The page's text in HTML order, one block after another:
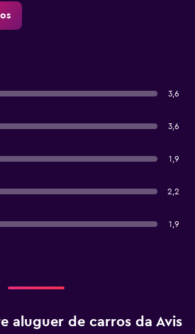
3,6
3,6
1,9
2,2
1,9
aluguer de carros da Avis